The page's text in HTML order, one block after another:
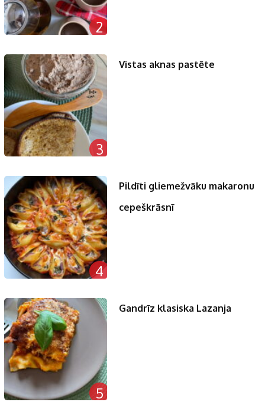
2
3
Vistas aknas pastēte
4
Pildīti gliemežvāku makaronu
cepeškrāsnī
5
Gandrīz klasiska Lazanja